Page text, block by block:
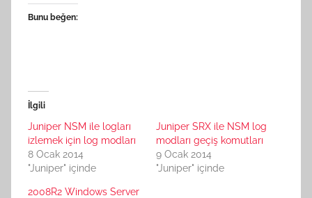
Bunu beğen:
İlgili
Juniper NSM ile logları
izlemek için log modları
8 Ocak 2014
"Juniper" içinde
Juniper SRX ile NSM log
modları geçiş komutları
9 Ocak 2014
"Juniper" içinde
2008R2 Windows Server